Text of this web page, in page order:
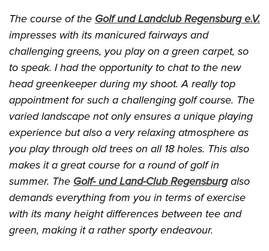
The course of the Golf und Landclub Regensburg e.V.
impresses with its manicured fairways and
challenging greens, you play on a green carpet, so
to speak. I had the opportunity to chat to the new
head greenkeeper during my shoot. A really top
appointment for such a challenging golf course. The
varied landscape not only ensures a unique playing
experience but also a very relaxing atmosphere as
you play through old trees on all 18 holes. This also
makes it a great course for a round of golf in
summer. The Golf- und Land-Club Regensburgalso
demands everything from you in terms of exercise
with its many height differences between tee and
green, making it a rather sporty endeavour.